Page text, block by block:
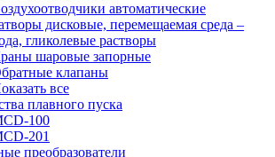
автоматические
дисковые, перемещаемая среда –
гликолевые растворы
шаровые запорные
клапаны
все
плавного пуска
100
201
преобразователи